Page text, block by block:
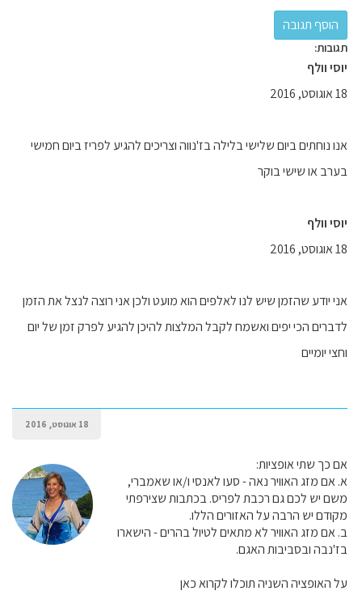
תגובות:
יוסי וולף
18 אוגוסט, 2016
אנו נוחתים ביום שלישי בלילה בז'נווה וצריכים להגיע לפריז ביום חמישי
בערב או שישי בוקר
יוסי וולף
18 אוגוסט, 2016
אני יודע שהזמן שיש לנו לאלפים הוא מועט ולכן אני רוצה לנצל את הזמן
לדברים הכי יפים ואשמח לקבל המלצות להיכן להגיע לפרק זמן של יום
וחצי יומיים
18 אוגוסט, 2016
אם כך שתי אופציות:
א. אם מזג האוויר נאה - סעו לאנסי ו/או שאמברי,
משם יש לכם גם רכבת לפריס. בכתבות שצירפתי
מקודם יש הרבה על האזורים הללו.
ב. אם מזג האוויר לא מתאים לטיול בהרים - הישארו
בז'נבה ובסביבות האגם.
על האופציה השניה תוכלו לקרוא כאן